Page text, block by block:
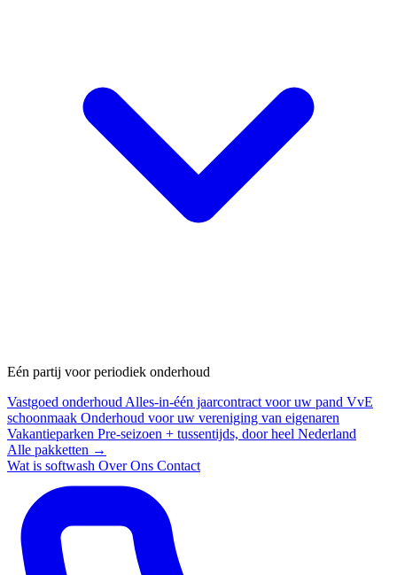
Eén partij voor periodiek onderhoud
Vastgoed onderhoud Alles-in-één jaarcontract voor uw pand VvE
schoonmaak Onderhoud voor uw vereniging van eigenaren
Vakantieparken Pre-seizoen + tussentijds, door heel Nederland
Alle pakketten →
Wat is softwash Over Ons Contact